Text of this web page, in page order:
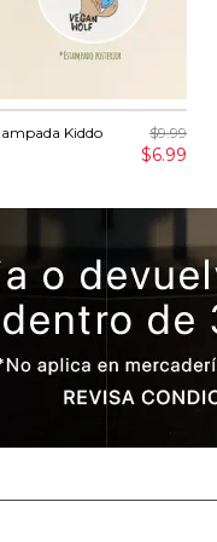
Kiddo $9.99
$6.99